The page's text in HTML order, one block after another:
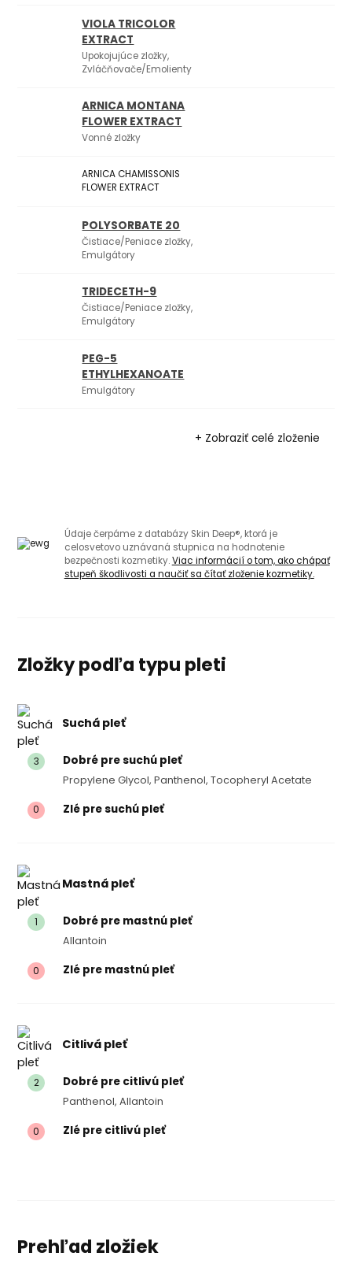
VIOLA TRICOLOR
EXTRACT
Upokojujúce zložky,
Zvláčňovače/Emolienty
ARNICA MONTANA
FLOWER EXTRACT
Vonné zložky
ARNICA CHAMISSONIS
FLOWER EXTRACT
POLYSORBATE 20
Čistiace/Peniace zložky,
Emulgátory
TRIDECETH-9
Čistiace/Peniace zložky,
Emulgátory
PEG-5
ETHYLHEXANOATE
Emulgátory
+ Zobraziť celé zloženie
Údaje čerpáme z databázy Skin Deep®, ktorá je
celosvetovo uznávaná stupnica na hodnotenie
bezpečnosti kozmetiky.Viac informácií o tom, ako chápať
stupeň škodlivosti a naučiť sa čítať zloženie kozmetiky.
Zložky podľa typu pleti
Suchá pleť
3 Dobré pre suchú pleť
Propylene Glycol, Panthenol, Tocopheryl Acetate
0 Zlé pre suchú pleť
Mastná pleť
1 Dobré pre mastnú pleť
Allantoin
0 Zlé pre mastnú pleť
Citlivá pleť
2 Dobré pre citlivú pleť
Panthenol, Allantoin
0 Zlé pre citlivú pleť
Prehľad zložiek